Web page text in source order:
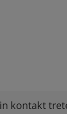
kontakt